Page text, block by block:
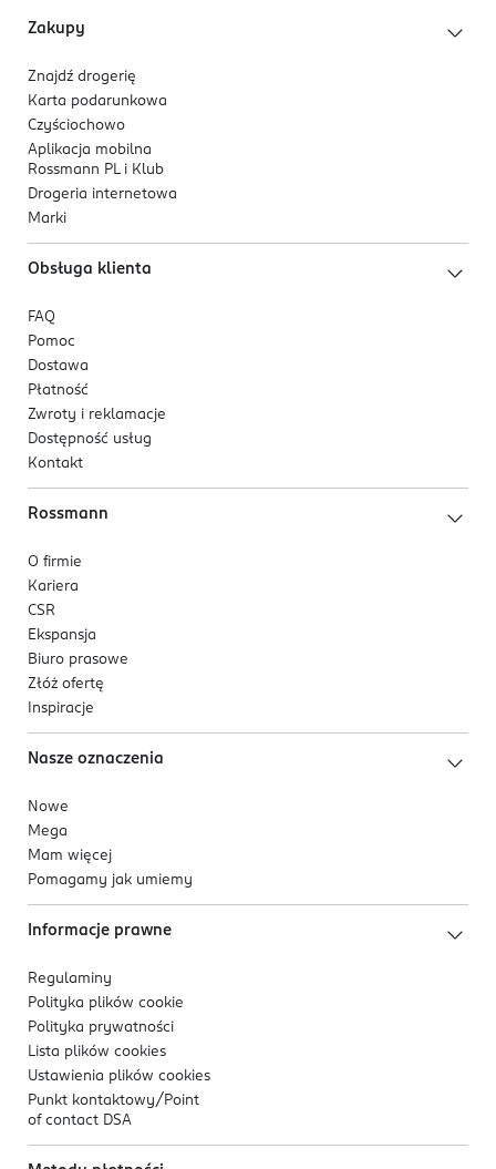
ekstrakt z kory Terminalia arjuna
mikrokrążenie, zmniejsza opuchnięcia i cienie,
poprawia jędrność, wygładza zmarszczki
koenzym Q10
wygładza drobne linie, uelastycznia i ujędrnia
skórę, ogranicza utratę kwasu hialuronowego,
podnosi poziom nawilżenia
ekstrakty z acmelli i traganka błoniastego
stabilizowana forma witaminy C
syntezę kolagenu, rozjaśnia przebarwienia i
wyrównuje koloryt
żywica z drzewa pistacji kleistej
syntezę kolagenu, poprawia elastyczność i
jędrność
wysusza skóry, nie podrażnia oczu. Odpowiednia na
dzień i na noc. Metalowa kulka roll-on zapewnia
przyjemny, chłodzący masaż i precyzyjną aplikację.
pochodzenia naturalnego.
Zakupy
Znajdź drogerię
Karta podarunkowa
Czyściochowo
Aplikacja mobilna
Rossmann PL i Klub
Drogeria internetowa
Marki
Obsługa klienta
FAQ
Pomoc
Dostawa
Płatność
Zwroty i reklamacje
Dostępność usług
Kontakt
Rossmann
O firmie
Kariera
CSR
Ekspansja
Biuro prasowe
Złóż ofertę
Inspiracje
Nasze oznaczenia
Nowe
Mega
Mam więcej
Pomagamy jak umiemy
Informacje prawne
Regulaminy
Polityka plików cookie
Polityka prywatności
Lista plików cookies
Ustawienia plików cookies
Punkt kontaktowy/ Point
of contact DSA